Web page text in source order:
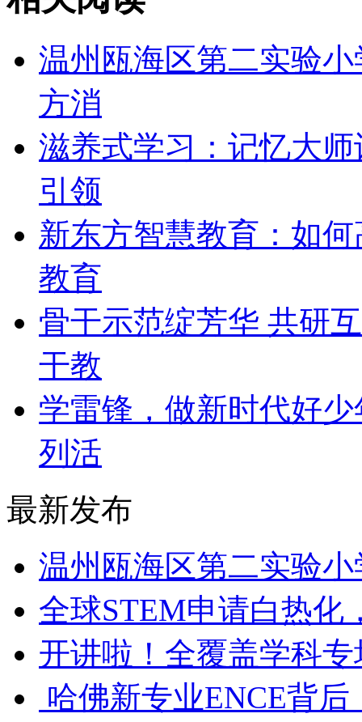
温州瓯海区第二实验
方消
滋养式学习：记忆大
引领
新东方智慧教育：如
教育
骨干示范绽芳华 共研
干教
学雷锋，做新时代好
列活
最新发布
温州瓯海区第二实验
全球STEM申请白热化
开讲啦！全覆盖学科
哈佛新专业ENCE背